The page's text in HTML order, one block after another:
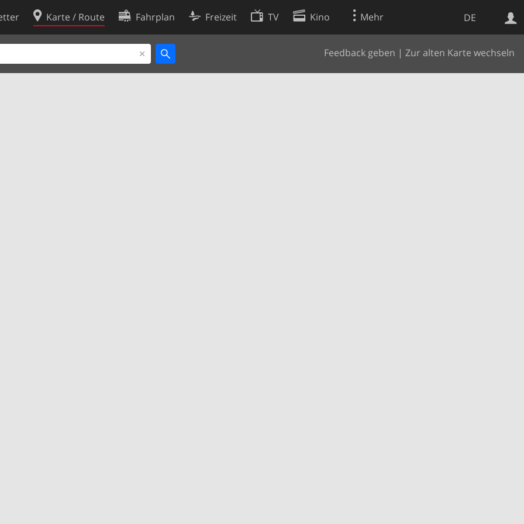
DE
Karte / Route Fahrplan Freizeit TV Kino Mehr
Feedback geben | Zur alten Karte wechseln
Websuche
Cookie-Richtlinie
Cookie-Einstellungen